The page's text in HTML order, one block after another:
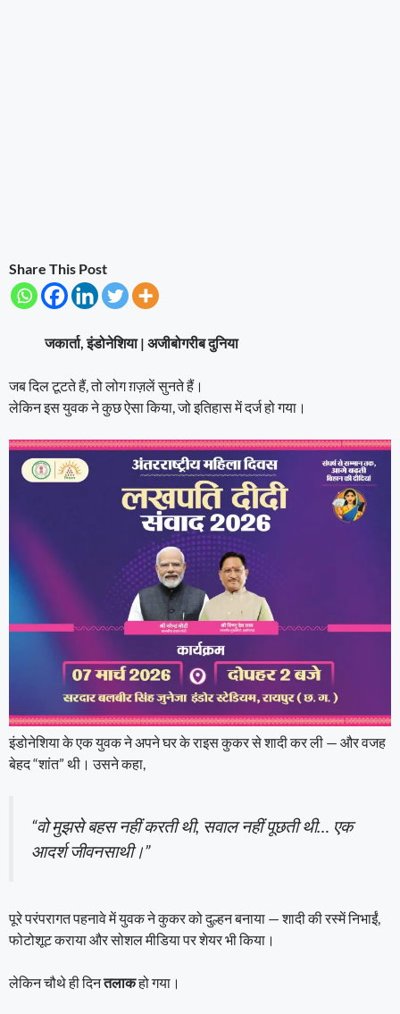
Share This Post
जकार्ता, इंडोनेशिया | अजीबोगरीब दुनिया
जब दिल टूटते हैं, तो लोग ग़ज़लें सुनते हैं।
लेकिन इस युवक ने कुछ ऐसा किया, जो इतिहास में दर्ज हो गया।
इंडोनेशिया के एक युवक ने अपने घर के राइस कुकर से शादी कर ली — और वजह
बेहद “शांत” थी। उसने कहा,
“वो मुझसे बहस नहीं करती थी, सवाल नहीं पूछती थी… एक
आदर्श जीवनसाथी।”
पूरे परंपरागत पहनावे में युवक ने कुकर को दुल्हन बनाया — शादी की रस्में निभाईं,
फोटोशूट कराया और सोशल मीडिया पर शेयर भी किया।
लेकिन चौथे ही दिनतलाकहो गया।